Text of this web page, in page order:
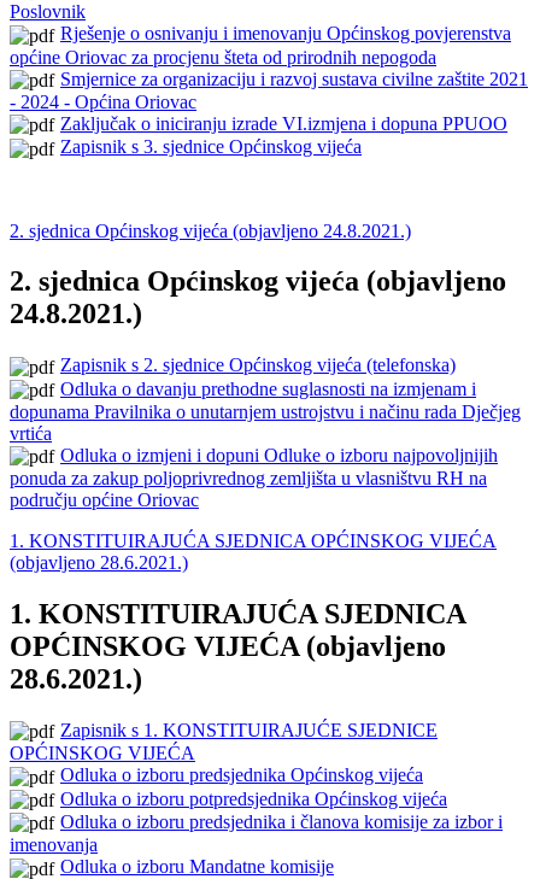
Poslovnik
Rješenje o osnivanju i imenovanju Općinskog povjerenstva
općine Oriovac za procjenu šteta od prirodnih nepogoda
Smjernice za organizaciju i razvoj sustava civilne zaštite 2021
- 2024 - Općina Oriovac
Zaključak o iniciranju izrade VI.izmjena i dopuna PPUOO
Zapisnik s 3. sjednice Općinskog vijeća
2. sjednica Općinskog vijeća (objavljeno 24.8.2021.)
2. sjednica Općinskog vijeća (objavljeno
24.8.2021.)
Zapisnik s 2. sjednice Općinskog vijeća (telefonska)
Odluka o davanju prethodne suglasnosti na izmjenam i
dopunama Pravilnika o unutarnjem ustrojstvu i načinu rada Dječjeg
vrtića
Odluka o izmjeni i dopuni Odluke o izboru najpovoljnijih
ponuda za zakup poljoprivrednog zemljišta u vlasništvu RH na
području općine Oriovac
1. KONSTITUIRAJUĆA SJEDNICA OPĆINSKOG VIJEĆA
(objavljeno 28.6.2021.)
1. KONSTITUIRAJUĆA SJEDNICA
OPĆINSKOG VIJEĆA (objavljeno
28.6.2021.)
Zapisnik s 1. KONSTITUIRAJUĆE SJEDNICE
OPĆINSKOG VIJEĆA
Odluka o izboru predsjednika Općinskog vijeća
Odluka o izboru potpredsjednika Općinskog vijeća
Odluka o izboru predsjednika i članova komisije za izbor i
imenovanja
Odluka o izboru Mandatne komisije